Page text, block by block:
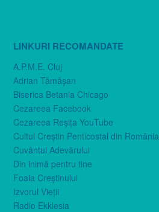
LINKURI RECOMANDATE
A.P.M.E. Cluj
Adrian Tămăşan
Biserica Betania Chicago
Cezareea Facebook
Cezareea Reşiţa YouTube
Cultul Creştin Penticostal din România
Cuvântul Adevărului
Din inimă pentru tine
Foaia Creştinului
Izvorul Vieţii
Radio Ekklesia